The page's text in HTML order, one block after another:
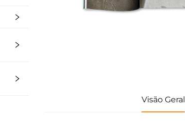
Visão Geral